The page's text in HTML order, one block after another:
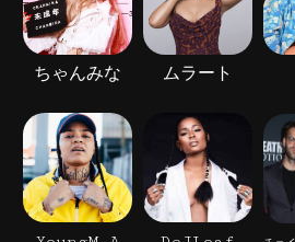
ちゃんみな ムラート